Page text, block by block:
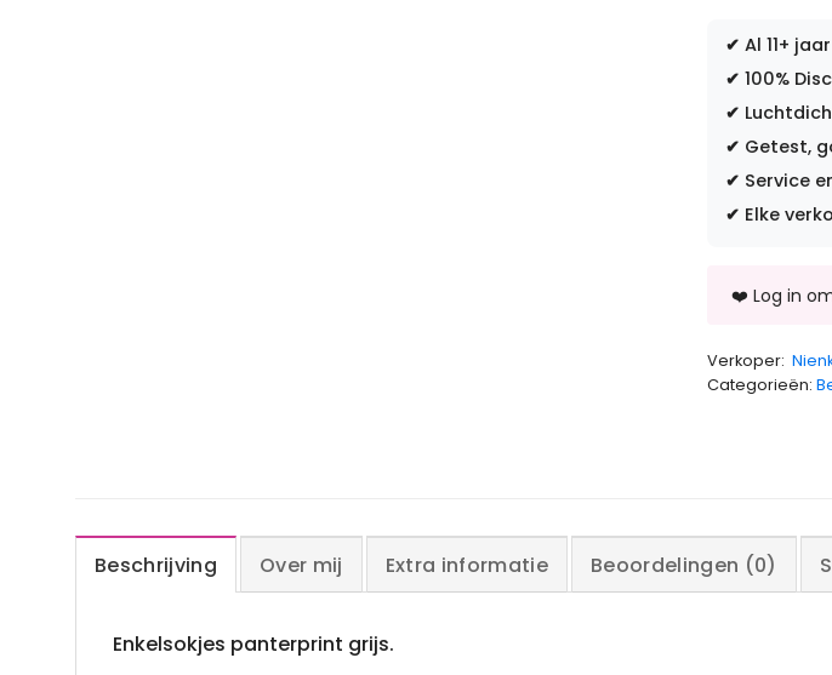
✔ Al 11+
✔ 100%
✔
✔ Getest,
✔ Service
✔ Elke
Verkoper:
Categorieën:
Beschrijving Over mij Extra informatie Beoordelingen (0)
Enkelsokjes panterprint grijs.